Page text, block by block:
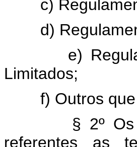
c)
d)
e)
Limitados;
f) Outros que
§ 2º Os
referentes as